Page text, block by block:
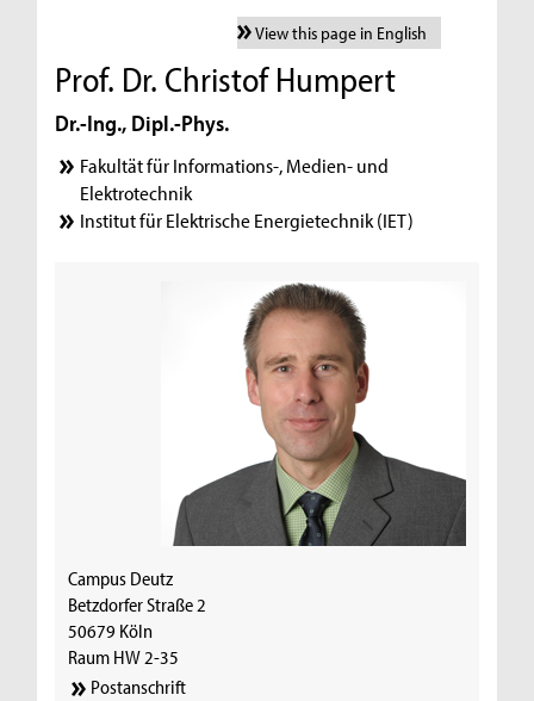
View this page in English
Prof. Dr. Christof Humpert
Dr.-Ing., Dipl.-Phys.
Fakultät für Informations-, Medien- und
Elektrotechnik
Institut für Elektrische Energietechnik (IET)
Campus Deutz
Betzdorfer Straße 2
50679 Köln
Raum HW 2-35
Postanschrift